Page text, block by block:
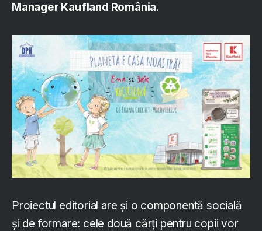
Manager Kaufland România.
Proiectul editorial are și o componentă socială
și de formare: cele două cărți pentru copii vor